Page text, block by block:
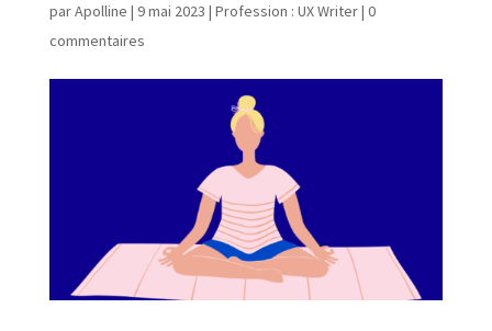
parApolline | 9 mai 2023 | Profession : UX Writer| 0
commentaires